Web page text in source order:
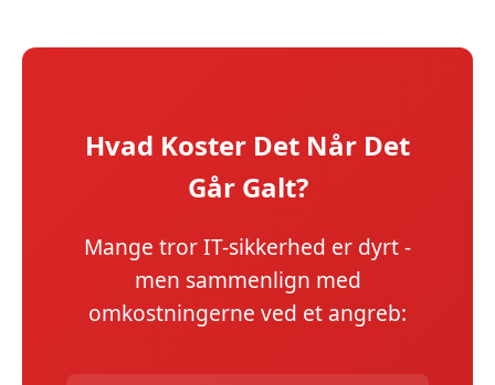
Hvad Koster Det Når Det
Går Galt?
Mange tror IT-sikkerhed er dyrt -
men sammenlign med
omkostningerne ved et angreb: